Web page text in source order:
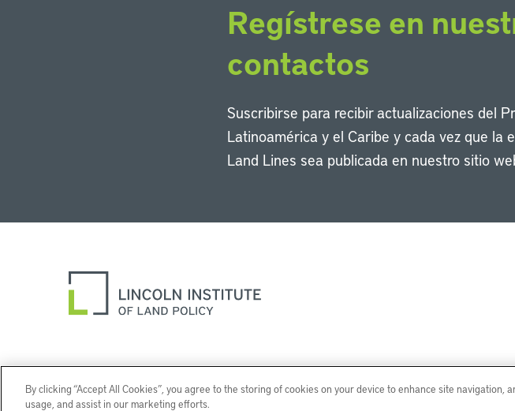
Regístrese en
contactos
Suscribirse para recibir actualizaciones del
Latinoamérica y el Caribe y cada vez que la
Land Lines sea publicada en nuestro sitio
By clicking “Accept All Cookies”, you agree to the storing of cookies on your device to enhance site navigation,
usage, and assist in our marketing efforts.